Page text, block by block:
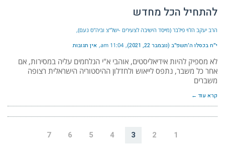
להתחיל הכל מחדש
הרב יעקב הלוי פילבר (מייסד הישיבה לצעירים -ישל"צ וביה"ס נעם)
י״ח בכסלו ה׳תשפ״ב (נובמבר 22, 2021) 11:04 am אין תגובות
לא מספיק להיות אידיאליסטים, אוהבי א"י הנלחמים עליה במסירות, אם
אחר כל משבר, נתפס לייאוש ולחדלון ההיסטוריה הישראלית רצופה
משברים
קרא עוד ←
1
2
3
4
5
6
7